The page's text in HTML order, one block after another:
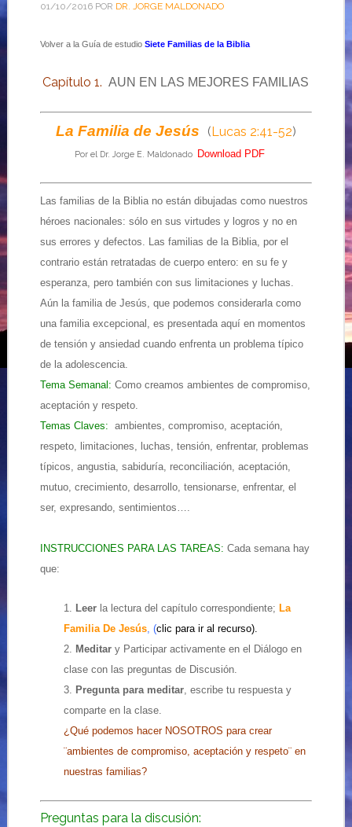
01/10/2016POR DR. JORGE MALDONADO
Volver a la Guía de estudio Siete Familias de la Biblia
Capítulo 1.AUN EN LAS MEJORES FAMILIAS
La Familia de Jesús (Lucas 2:41-52)
Por el Dr. Jorge E. Maldonado Download PDF
Las familias de la Biblia no están dibujadas como nuestros
héroes nacionales: sólo en sus virtudes y logros y no en
sus errores y defectos. Las familias de la Biblia, por el
contrario están retratadas de cuerpo entero: en su fe y
esperanza, pero también con sus limitaciones y luchas.
Aún la familia de Jesús, que podemos considerarla como
una familia excepcional, es presentada aquí en momentos
de tensión y ansiedad cuando enfrenta un problema típico
de la adolescencia.
Tema Semanal: Como creamos ambientes de compromiso,
aceptación y respeto.
Temas Claves: ambientes, compromiso, aceptación,
respeto, limitaciones, luchas, tensión, enfrentar, problemas
típicos, angustia, sabiduría, reconciliación, aceptación,
mutuo, crecimiento, desarrollo, tensionarse, enfrentar, el
ser, expresando, sentimientos….
INSTRUCCIONES PARA LAS TAREAS: Cada semana hay
que:
1. Leerla lectura del capítulo correspondiente; La
Familia De Jesús, (clic para ir al recurso).
2. Meditary Participar activamente en el Diálogo en
clase con las preguntas de Discusión.
3. Pregunta para meditar, escribe tu respuesta y
comparte en la clase.
¿Qué podemos hacer NOSOTROS para crear
¨ambientes de compromiso, aceptación y respeto¨ en
nuestras familias?
Preguntas para la discusión: